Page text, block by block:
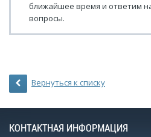
ближайшее время и ответим
вопросы.
Вернуться к списку
КОНТАКТНАЯ ИНФОРМАЦИЯ